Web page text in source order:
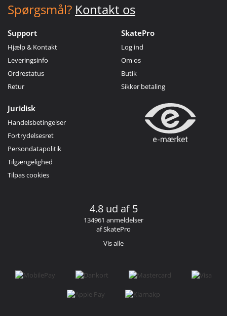
Spørgsmål? Kontakt os
Support
Hjælp & Kontakt
Leveringsinfo
Ordrestatus
Retur
SkatePro
Log ind
Om os
Butik
Sikker betaling
Juridisk
Handelsbetingelser
Fortrydelsesret
Persondatapolitik
Tilgængelighed
Tilpas cookies
4.8 ud af 5
134961 anmeldelser
af SkatePro
Vis alle